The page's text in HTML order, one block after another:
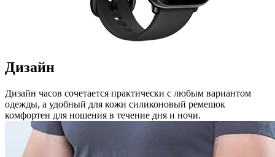
Дизайн
Дизайн часов сочетается практически с любым вариантом
одежды, а удобный для кожи силиконовый ремешок
комфортен для ношения в течение дня и ночи.